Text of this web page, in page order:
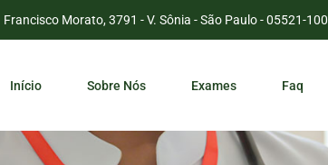
Francisco Morato, 3791 - V. Sônia - São Paulo - 05521-100
Início Sobre Nós Exames Faq